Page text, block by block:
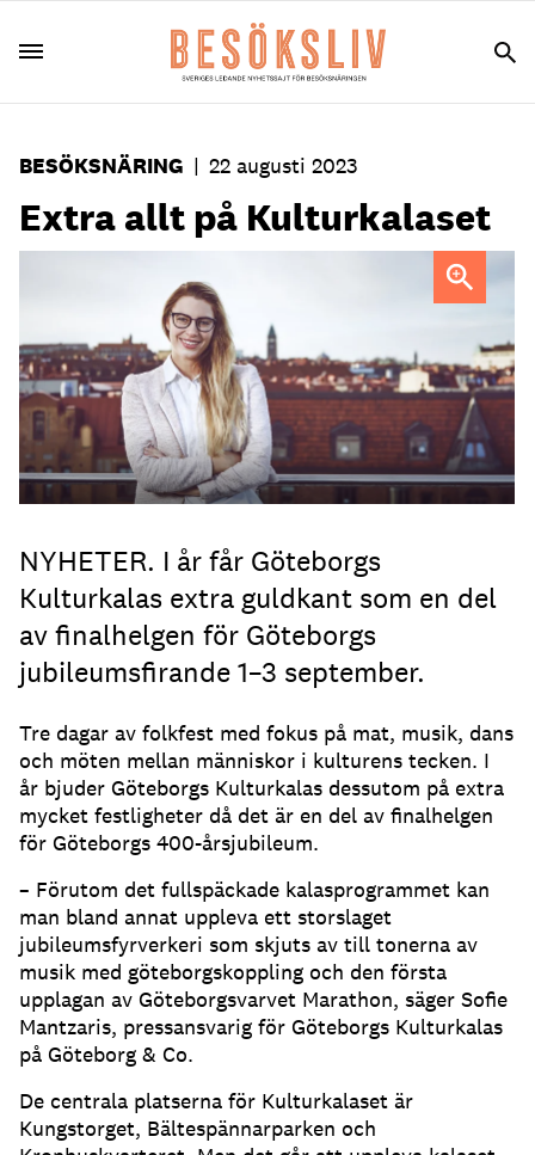
BESÖKSNÄRING | 22 augusti 2023
Extra allt på Kulturkalaset
Foto: Pressbild
NYHETER. I år får Göteborgs
Kulturkalas extra guldkant som en del
av finalhelgen för Göteborgs
jubileumsfirande 1–3 september.
Tre dagar av folkfest med fokus på mat, musik, dans
och möten mellan människor i kulturens tecken. I
år bjuder Göteborgs Kulturkalas dessutom på extra
mycket festligheter då det är en del av finalhelgen
för Göteborgs 400-årsjubileum.
– Förutom det fullspäckade kalasprogrammet kan
man bland annat uppleva ett storslaget
jubileumsfyrverkeri som skjuts av till tonerna av
musik med göteborgskoppling och den första
upplagan av Göteborgsvarvet Marathon, säger Sofie
Mantzaris, pressansvarig för Göteborgs Kulturkalas
på Göteborg & Co.
De centrala platserna för Kulturkalaset är
Kungstorget, Bältespännarparken och